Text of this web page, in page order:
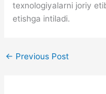
texnologiyalarni joriy
etishga intiladi.
← Previous Post